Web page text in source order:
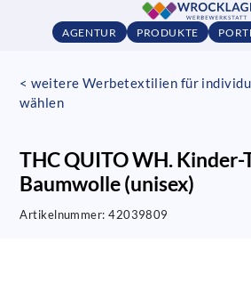
AGENTUR PRODUKTE
< weitere Werbetextilien für
wählen
THC QUITO WH. Kinder-
Baumwolle (unisex)
Artikelnummer:42039809